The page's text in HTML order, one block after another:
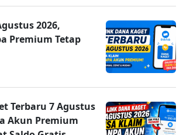
2026,
Premium Tetap
Terbaru 7 Agustus
Akun Premium